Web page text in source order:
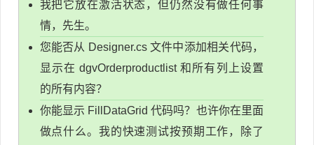
我把它放在激活状态，但仍然没有做任何事
情，先生。
您能否从 Designer.cs 文件中添加相关代码，
显示在 dgvOrderproductlist 和所有列上设置
的所有内容？
你能显示 FillDataGrid 代码吗？也许你在里面
做点什么。我的快速测试按预期工作，除了